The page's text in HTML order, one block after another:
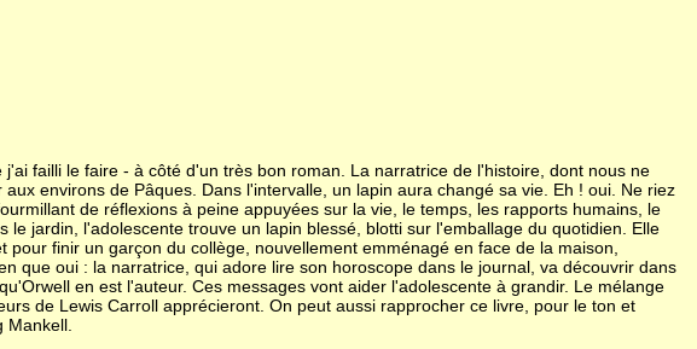
failli le faire - à côté d'un très bon roman. La narratrice de l'histoire, dont nous ne
environs de Pâques. Dans l'intervalle, un lapin aura changé sa vie. Eh ! oui. Ne riez
de réflexions à peine appuyées sur la vie, le temps, les rapports humains, le
jardin, l'adolescente trouve un lapin blessé, blotti sur l'emballage du quotidien. Elle
finir un garçon du collège, nouvellement emménagé en face de la maison,
que oui : la narratrice, qui adore lire son horoscope dans le journal, va découvrir dans
en est l'auteur. Ces messages vont aider l'adolescente à grandir. Le mélange
de Lewis Carroll apprécieront. On peut aussi rapprocher ce livre, pour le ton et
Mankell.